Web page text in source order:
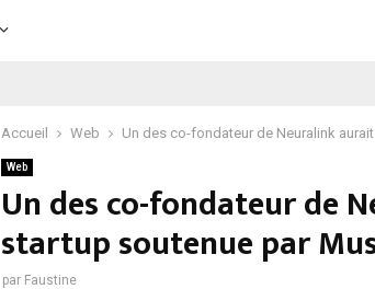
Accueil Web Un des co-fondateur de Neuralink
Web
Un des co-fondateur de
startup soutenue par
par Faustine